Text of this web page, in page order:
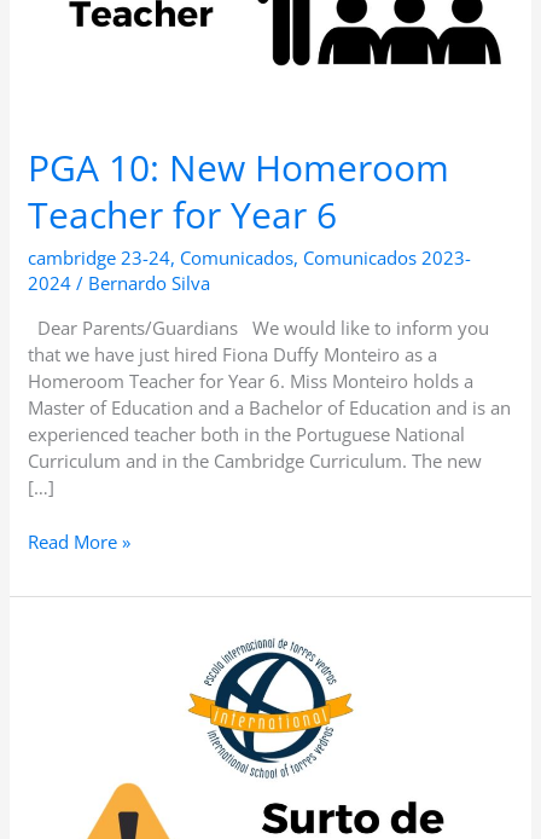
PGA 10: New Homeroom
Teacher for Year 6
cambridge 23-24, Comunicados, Comunicados 2023-
2024 / Bernardo Silva
Dear Parents/Guardians We would like to inform you
that we have just hired Fiona Duffy Monteiro as a
Homeroom Teacher for Year 6. Miss Monteiro holds a
Master of Education and a Bachelor of Education and is an
experienced teacher both in the Portuguese National
Curriculum and in the Cambridge Curriculum. The new
[…]
Read More »
Pediculose